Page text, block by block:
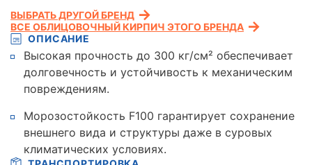
ОПИСАНИЕ
Высокая прочность до 300 кг/см² обеспечивает
долговечность и устойчивость к механическим
повреждениям.
Морозостойкость F100 гарантирует сохранение
внешнего вида и структуры даже в суровых
климатических условиях.
ВЫБРАТЬ ДРУГОЙ БРЕНД
ВСЕ ОБЛИЦОВОЧНЫЙ КИРПИЧ ЭТОГО БРЕНДА